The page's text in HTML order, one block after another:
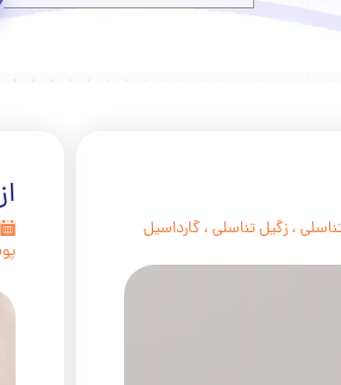
،زگیل تناسلی ،گارداسیل